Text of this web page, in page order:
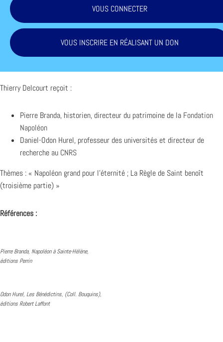
VOUS CONNECTER
VOUS INSCRIRE EN RÉALISANT UN DON
Thierry Delcourt reçoit :
Pierre Branda, historien, directeur du patrimoine de la Fondation
Napoléon
Daniel-Odon Hurel, professeur des universités et directeur de
recherche au CNRS
Thèmes : « Napoléon grand pour l’éternité ; La Règle de Saint benoît
(troisième partie) »
Références :
Pierre Branda, Napoléon à Sainte-Hélène,
éditions Perrin
Odon Hurel, Les Bénédictins, (Coll. Bouquins),
éditions Robert Laffont